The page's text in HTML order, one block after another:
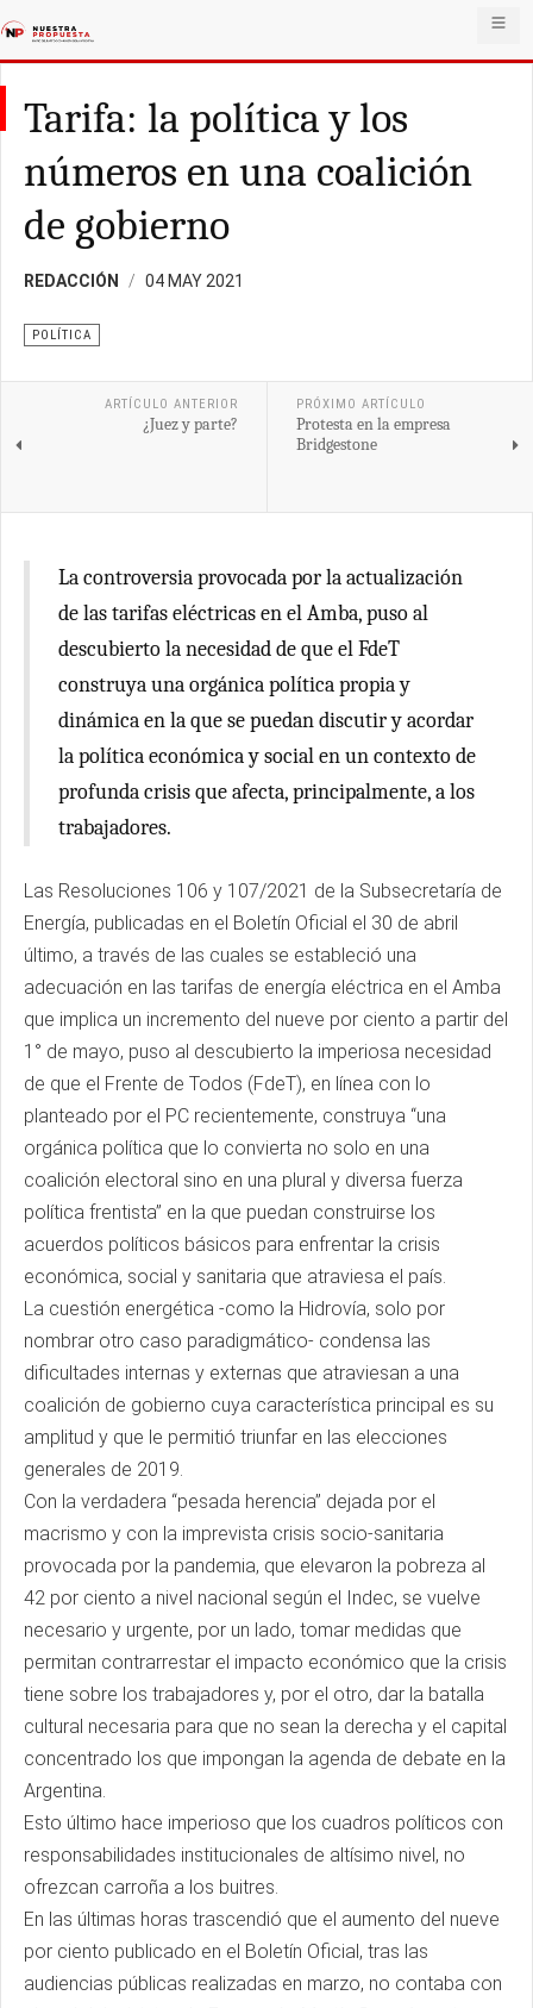
Tarifa: la política y los
números en una coalición
de gobierno
REDACCIÓN 04 MAY 2021
POLÍTICA
ARTÍCULO ANTERIOR
¿Juez y parte?
PRÓXIMO ARTÍCULO
Protesta en la empresa
Bridgestone
La controversia provocada por la actualización
de las tarifas eléctricas en el Amba, puso al
descubierto la necesidad de que el FdeT
construya una orgánica política propia y
dinámica en la que se puedan discutir y acordar
la política económica y social en un contexto de
profunda crisis que afecta, principalmente, a los
trabajadores.
Las Resoluciones 106 y 107/2021 de la Subsecretaría de
Energía, publicadas en el Boletín Oficial el 30 de abril
último, a través de las cuales se estableció una
adecuación en las tarifas de energía eléctrica en el Amba
que implica un incremento del nueve por ciento a partir del
1° de mayo, puso al descubierto la imperiosa necesidad
de que el Frente de Todos (FdeT), en línea con lo
planteado por el PC recientemente, construya “una
orgánica política que lo convierta no solo en una
coalición electoral sino en una plural y diversa fuerza
política frentista” en la que puedan construirse los
acuerdos políticos básicos para enfrentar la crisis
económica, social y sanitaria que atraviesa el país.
La cuestión energética -como la Hidrovía, solo por
nombrar otro caso paradigmático- condensa las
dificultades internas y externas que atraviesan a una
coalición de gobierno cuya característica principal es su
amplitud y que le permitió triunfar en las elecciones
generales de 2019.
Con la verdadera “pesada herencia” dejada por el
macrismo y con la imprevista crisis socio-sanitaria
provocada por la pandemia, que elevaron la pobreza al
42 por ciento a nivel nacional según el Indec, se vuelve
necesario y urgente, por un lado, tomar medidas que
permitan contrarrestar el impacto económico que la crisis
tiene sobre los trabajadores y, por el otro, dar la batalla
cultural necesaria para que no sean la derecha y el capital
concentrado los que impongan la agenda de debate en la
Argentina.
Esto último hace imperioso que los cuadros políticos con
responsabilidades institucionales de altísimo nivel, no
ofrezcan carroña a los buitres.
En las últimas horas trascendió que el aumento del nueve
por ciento publicado en el Boletín Oficial, tras las
audiencias públicas realizadas en marzo, no contaba con